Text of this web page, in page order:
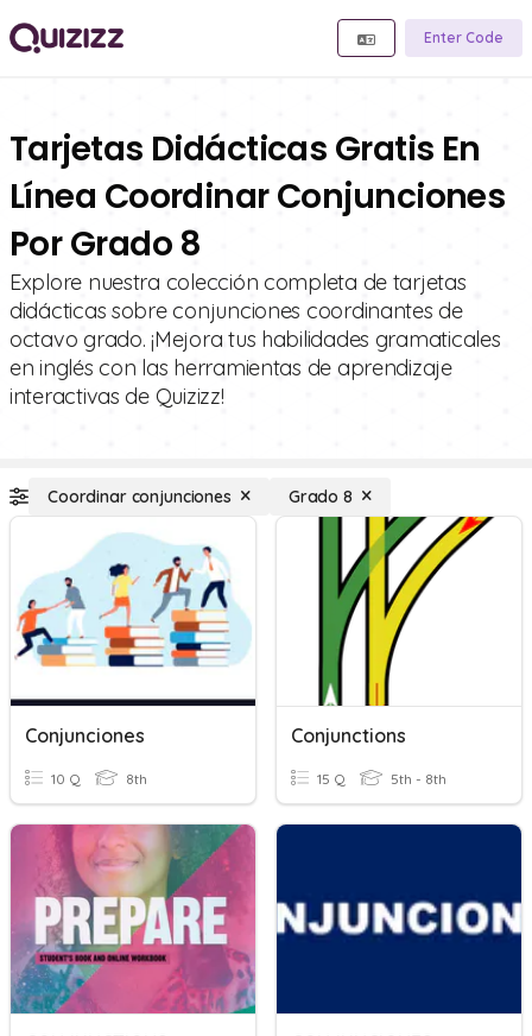
Enter Code
Tarjetas Didácticas Gratis En
Línea Coordinar Conjunciones
Por Grado 8
Explore nuestra colección completa de tarjetas
didácticas sobre conjunciones coordinantes de
octavo grado. ¡Mejora tus habilidades gramaticales
en inglés con las herramientas de aprendizaje
interactivas de Quizizz!
Coordinar conjunciones Grado 8
Conjunciones
10 Q 8th
Conjunctions
15 Q 5th - 8th